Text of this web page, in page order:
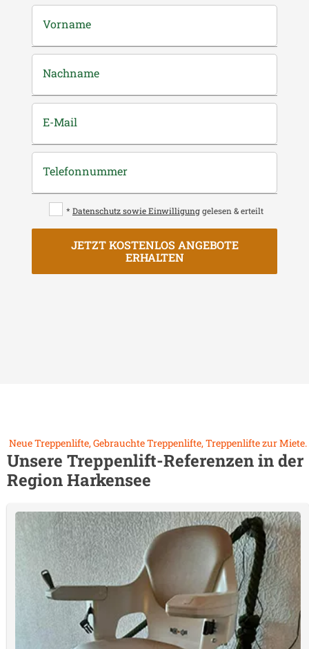
Vorname
Nachname
E-Mail
Telefonnummer
* Datenschutz sowie Einwilligung gelesen & erteilt
JETZT KOSTENLOS ANGEBOTE
ERHALTEN
Neue Treppenlifte, Gebrauchte Treppenlifte, Treppenlifte zur Miete.
Unsere Treppenlift-Referenzen in der
RegionHarkensee